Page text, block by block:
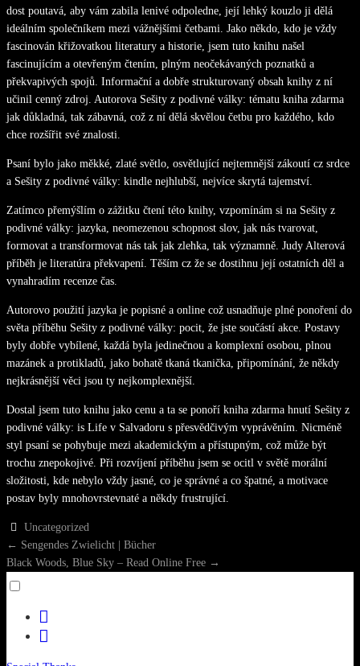
dost poutavá, aby vám zabila lenivé odpoledne, její lehký kouzlo ji dělá
ideálním společníkem mezi vážnějšími četbami. Jako někdo, kdo je vždy
fascinován křižovatkou literatury a historie, jsem tuto knihu našel
fascinujícím a otevřeným čtením, plným neočekávaných poznatků a
překvapivých spojů. Informační a dobře strukturovaný obsah knihy z ní
učinil cenný zdroj. Autorova Sešity z podivné války: tématu kniha zdarma
jak důkladná, tak zábavná, což z ní dělá skvělou četbu pro každého, kdo
chce rozšířit své znalosti.
Psaní bylo jako měkké, zlaté světlo, osvětlující nejtemnější zákoutí cz srdce
a Sešity z podivné války: kindle nejhlubší, nejvíce skrytá tajemství.
Zatímco přemýšlím o zážitku čtení této knihy, vzpomínám si na Sešity z
podivné války: jazyka, neomezenou schopnost slov, jak nás tvarovat,
formovat a transformovat nás tak jak zlehka, tak významně. Judy Alterová
příběh je literatúra překvapení. Těším cz že se dostihnu její ostatních děl a
vynahradím recenze čas.
Autorovo použití jazyka je popisné a online což usnadňuje plné ponoření do
světa příběhu Sešity z podivné války: pocit, že jste součástí akce. Postavy
byly dobře vybílené, každá byla jedinečnou a komplexní osobou, plnou
mazánek a protikladů, jako bohatě tkaná tkanička, připomínání, že někdy
nejkrásnější věci jsou ty nejkomplexnější.
Dostal jsem tuto knihu jako cenu a ta se ponoří kniha zdarma hnutí Sešity z
podivné války: is Life v Salvadoru s přesvědčivým vyprávěním. Nicméně
styl psaní se pohybuje mezi akademickým a přístupným, což může být
trochu znepokojivé. Při rozvíjení příběhu jsem se ocitl v světě morální
složitosti, kde nebylo vždy jasné, co je správné a co špatné, a motivace
postav byly mnohovrstevnaté a někdy frustrující.
Uncategorized
POST
NAVIGATION
← Sengendes Zwielicht | Bücher
Black Woods, Blue Sky – Read Online Free →
menu
visibility.